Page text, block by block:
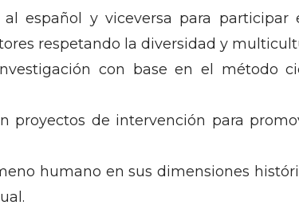
español y viceversa para
respetando la diversidad y
con base en el método
proyectos de intervención para
humano en sus dimensiones